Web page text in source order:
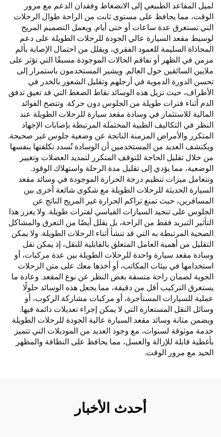
لميل المقاعد الطبيعي إلى الانضغاط وفقدان الدعم مع مرور
الوقت، مما يحافظ على مستوى ثابت من الراحة طوال الرحلات
التي تستغرق عدة ساعات أو حتى أيام. ويعمل التصميم المريح
لوسيط مقعد السيارة عالي الجودة للرحلات الطويلة على دعم
المحاذاة السليمة للعمود الفقري، ويقلل من احتمال الإصابة بألم
مزمن في الظهر أو تفاقم الحالات الموجودة مسبقًا التي تؤثر على
ملايين السائقين حول العالم. ويشير المستخدمون باستمرار إلى
تحسن الدورة الدموية في أرجلهم وتقليل الشعور بالخدر في
الأطراف، حيث تزيل هذه الوسائد نقاط الضغط التي قد تعيق تدفق
الدم أثناء فترات طويلة من الجلوس دون حركة. وتتضح الفوائد
المالية للاستثمار في وسادة مقعد سيارة للرحلات الطويلة عند
النظر في التكاليف الطبية المحتملة المرتبطة بإصابات الإجهاد
المتكرر والأمراض المزمنة الناتجة عن وضعية جلوس غير صحيحة.
ويكتشف العديد من المستخدمين أن الوسادة تُسدد تكلفتها بنفسها
من خلال تقليل الحاجة للتوقف المتكرر لتمديد العضلات وتغيير
الوضعية، مما يؤدي إلى تقليل مدة الرحلة واستهلاك الوقود.
وتتعامل ميزات تنظيم درجة الحرارة الموجودة في وسائد مقعد
السيارة الحديثة للرحلات الطويلة مع شكوى شائعة أخرى بين
المسافرين، حيث تمنع تراكم الحرارة غير المريح الناتج عن
الجلوس على تنجيد السيارات القياسي لفترات طويلة. ولا يعزز هذا
التأثير التبريد فقط من الراحة، بل يقلل أيضًا من التعرق والمشاكل
الصحية المرتبطة به التي قد تنشأ أثناء الرحلات الطويلة. ولا يمكن
التقليل من أهمية العامل المتعلق بالقابلية للنقل، إذ يمكن نقل
وسادة مقعد سيارة واحدة للرحلات الطويلة بين عدة مركبات، أو
استخدامها في بيئات المكاتب، أو أخذها معك على متن الرحلات
الجوية لضمان راحة متسقة بغض النظر عن نوع المقعد. وعادة ما
يستغرق التركيب أقل من دقيقة، مما يجعل هذه الوسائد حلولًا
عملية للسيارات المستأجرة، أو مركبات مشاركة الركوب، أو
وسائل النقل المستعارة التي لا يمكن إجراء تعديلات دائمة فيها.
ويضمن متانة وسائد مقعد السيارة عالية الجودة للرحلات الطويلة
خدمة موثوقة لسنوات، مع وجود العديد من الموديلات التي تتميز
بأغطية قابلة للإزالة والغسل، مما يحافظ على النظافة والمظهر
الجيد مع مرور الوقت.
أحدث الأخبار